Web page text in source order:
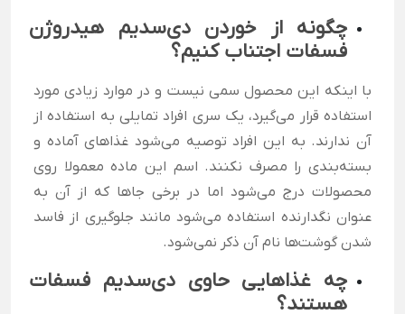
چگونه از خوردن دی‌سدیم هیدروژن
فسفات اجتناب کنیم؟
با اینکه این محصول سمی نیست و در موارد زیادی مورد
استفاده قرار می‌گیرد، یک سری افراد تمایلی به استفاده از
آن ندارند. به این افراد توصیه می‌شود غذاهای آماده و
بسته‌بندی را مصرف نکنند. اسم این ماده معمولا روی
محصولات درج می‌شود اما در برخی جاها که از آن به
عنوان نگدارنده استفاده می‌شود مانند جلوگیری از فاسد
شدن گوشت‌ها نام آن ذکر نمی‌شود.
چه غذا‌هایی حاوی دی‌سدیم فسفات
هستند؟